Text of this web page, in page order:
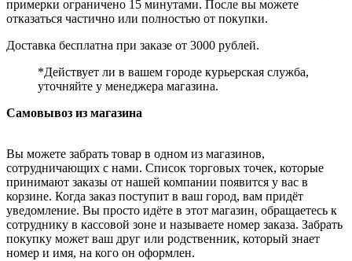
примерки ограничено 15 минутами. После вы можете
отказаться частично или полностью от покупки.
Доставка бесплатна при заказе от 3000 рублей.
*Действует ли в вашем городе курьерская служба,
уточняйте у менеджера магазина.
Самовывоз из магазина
Вы можете забрать товар в одном из магазинов,
сотрудничающих с нами. Список торговых точек, которые
принимают заказы от нашей компании появится у вас в
корзине. Когда заказ поступит в ваш город, вам придёт
уведомление. Вы просто идёте в этот магазин, обращаетесь к
сотруднику в кассовой зоне и называете номер заказа. Забрать
покупку может ваш друг или родственник, который знает
номер и имя, на кого он оформлен.